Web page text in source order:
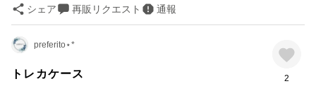
シェア 再販リクエスト 通報
preferito⋆*
トレカケース 2